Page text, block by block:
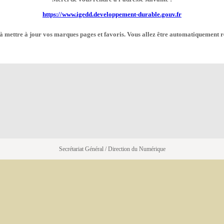
https://www.igedd.developpement-durable.gouv.fr
à mettre à jour vos marques pages et favoris. Vous allez être automatiquement
Secrétariat Général / Direction du Numérique